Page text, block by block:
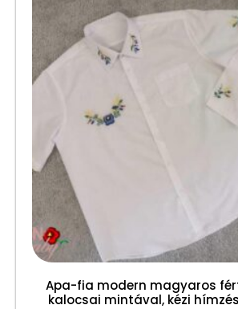
Apa-fia modern magyaros
kalocsai mintával, kézi